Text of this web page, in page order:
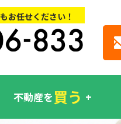
もお任せください！
不動産を買う